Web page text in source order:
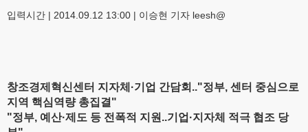
입력시간 | 2014.09.12 13:00 | 이승현 기자 leesh@
창조경제혁신센터 지자체·기업 간담회.."정부, 센터 중심으로
지역 핵심역량 총집결"
"정부, 예산·제도 등 전폭적 지원..기업·지자체 적극 협조 당